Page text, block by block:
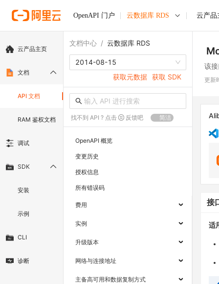
OpenAPI 门户 云数据库 RDS 云产品
云产品主页
文档
API 文档
RAM 鉴权文档
调试
SDK
安装
示例
CLI
诊断
文档中心 / 云数据库 RDS
2014-08-15
获取元数据 获取 SDK
找不到 API ? 点击 反馈吧 简洁
OpenAPI 概览
变更历史
授权信息
所有错误码
费用
实例
升级版本
网络与连接地址
主备高可用和数据复制方式
该
更新
接
适